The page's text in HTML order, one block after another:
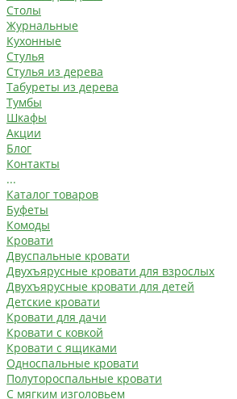
Столы
Журнальные
Кухонные
Стулья
Стулья из дерева
Табуреты из дерева
Тумбы
Шкафы
Акции
Блог
Контакты
...
Каталог товаров
Буфеты
Комоды
Кровати
Двуспальные кровати
Двухъярусные кровати для взрослых
Двухъярусные кровати для детей
Детские кровати
Кровати для дачи
Кровати с ковкой
Кровати с ящиками
Односпальные кровати
Полутороспальные кровати
С мягким изголовьем